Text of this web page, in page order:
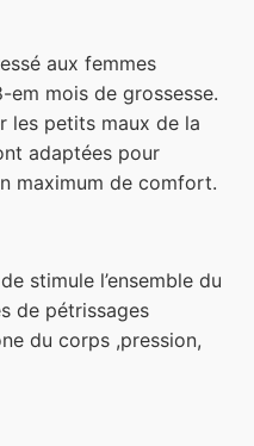
aux femmes
mois de grossesse.
les petits maux de la
adaptées pour
maximum de comfort.
stimule l’ensemble du
de pétrissages
du corps ,pression,